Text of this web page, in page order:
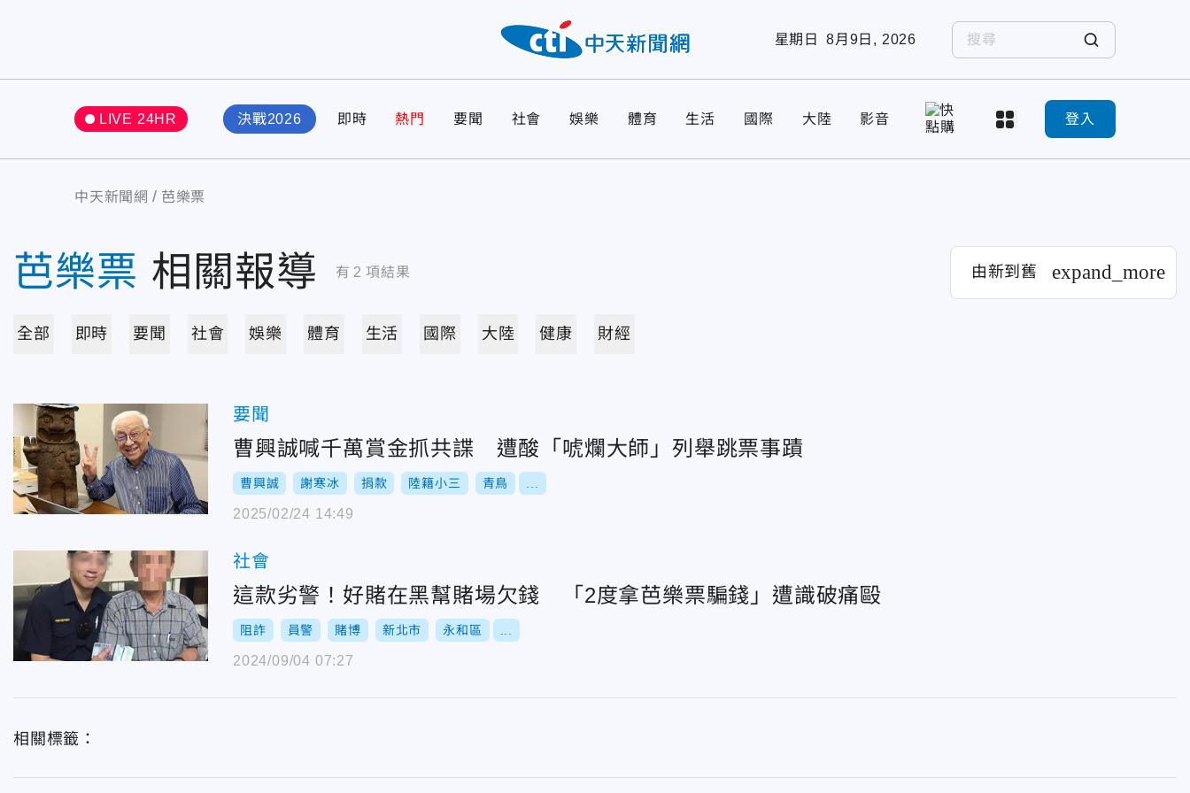
星期日 8月9日, 2026
LIVE 24HR 決戰2026 即時 熱門 要聞 社會 娛樂 體育 生活 國際 大陸 影音 登入
中天新聞網 芭樂票
芭樂票 相關報導 有 2 項結果 由新到舊 expand_more
全部 即時 要聞 社會 娛樂 體育 生活 國際 大陸 健康 財經
要聞
曹興誠喊千萬賞金抓共諜 遭酸「唬爛大師」列舉跳票事蹟
曹興誠 謝寒冰 捐款 陸籍小三 青鳥
2025/02/24 14:49
社會
這款劣警！好賭在黑幫賭場欠錢 「2度拿芭樂票騙錢」遭識破痛毆
阻詐 員警 賭博 新北市 永和區
2024/09/04 07:27
相關標籤：